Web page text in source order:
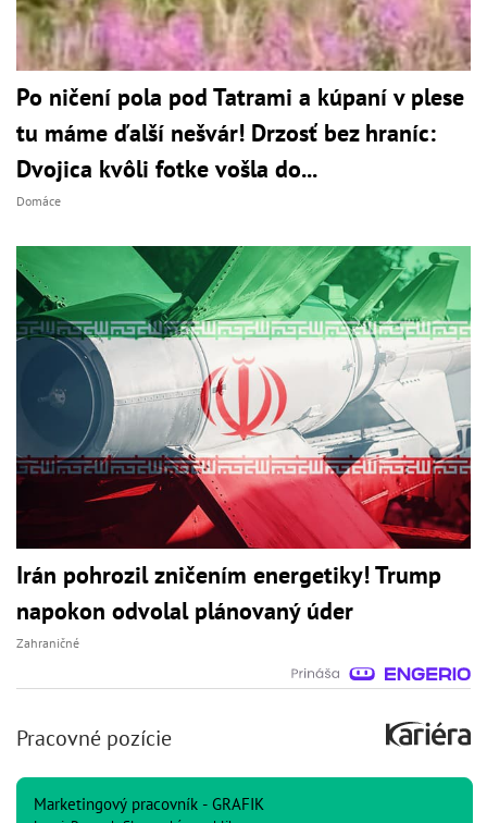
Po ničení pola pod Tatrami a kúpaní v plese
tu máme ďalší nešvár! Drzosť bez hraníc:
Dvojica kvôli fotke vošla do...
Domáce
Irán pohrozil zničením energetiky! Trump
napokon odvolal plánovaný úder
Zahraničné
Pracovné pozície
Marketingový pracovník - GRAFIK